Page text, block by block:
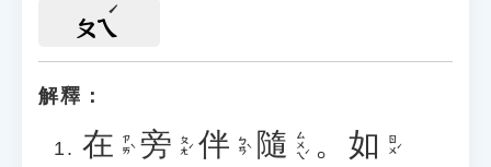
ㄆㄟ
解釋：
在 ㄗㄞˋ 旁 ㄆㄤˊ 伴 ㄅㄢˋ 隨 ㄙㄨㄟˊ 。 如 ㄖㄨˊ